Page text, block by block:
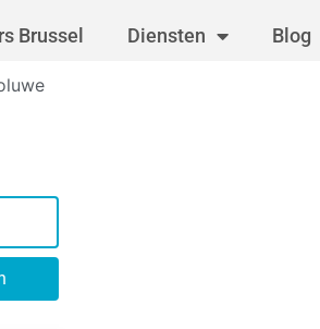
Brussel Diensten Blog